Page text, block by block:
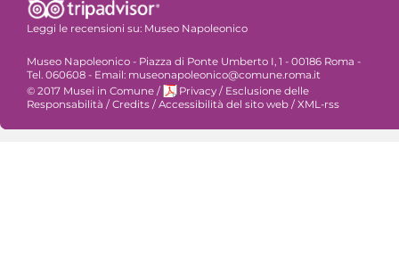
Leggi le recensioni su: Museo Napoleonico
Museo Napoleonico - Piazza di Ponte Umberto I, 1 - 00186 Roma -
Tel. 060608 - Email: museonapoleonico@comune.roma.it
© 2017 Musei in Comune / Privacy / Esclusione delle
Responsabilità / Credits / Accessibilità del sito web / XML-rss